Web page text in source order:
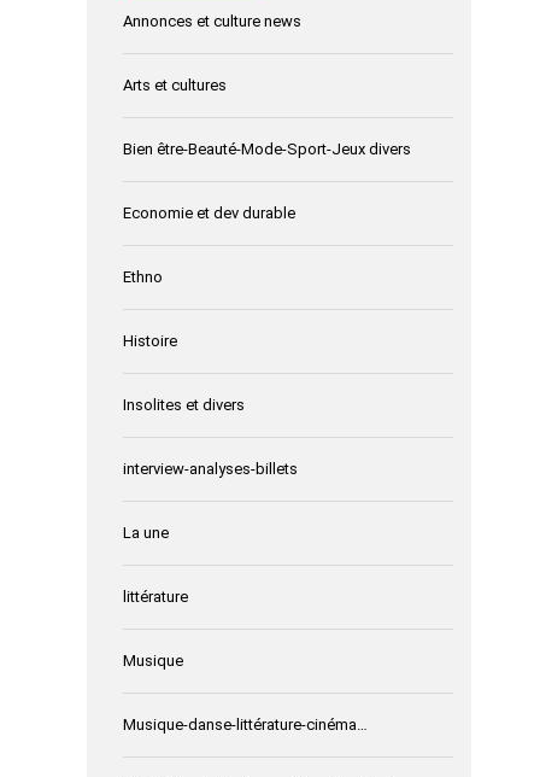
Annonces et culture news
Arts et cultures
Bien être-Beauté-Mode-Sport-Jeux divers
Economie et dev durable
Ethno
Histoire
Insolites et divers
interview-analyses-billets
La une
littérature
Musique
Musique-danse-littérature-cinéma…